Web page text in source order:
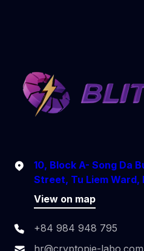
10, Block A- Song Da
Street, Tu Liem Ward,
View on map
+84 984 948 795